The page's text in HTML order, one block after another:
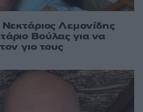
Λεμονίδης
Βούλας για να
γιο τους